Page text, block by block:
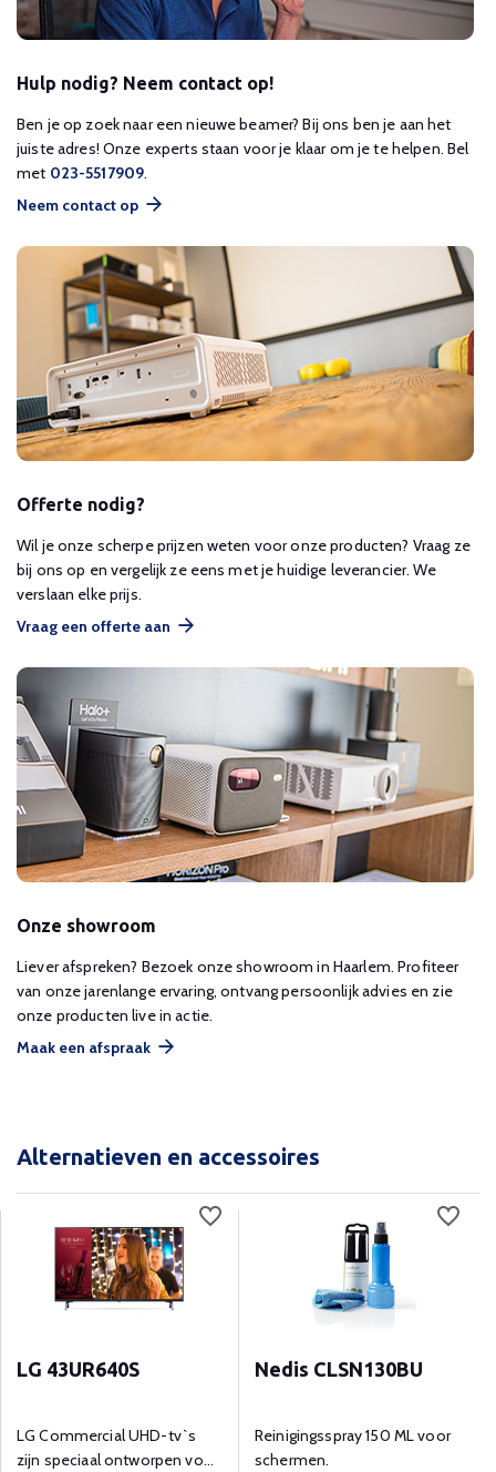
Hulp nodig? Neem contact op!
Ben je op zoek naar een nieuwe beamer? Bij ons ben je aan het
juiste adres! Onze experts staan voor je klaar om je te helpen. Bel
met 023-5517909.
Neem contact op
Offerte nodig?
Wil je onze scherpe prijzen weten voor onze producten? Vraag ze
bij ons op en vergelijk ze eens met je huidige leverancier. We
verslaan elke prijs.
Vraag een offerte aan
Onze showroom
Liever afspreken? Bezoek onze showroom in Haarlem. Profiteer
van onze jarenlange ervaring, ontvang persoonlijk advies en zie
onze producten live in actie.
Maak een afspraak
Alternatieven en accessoires
LG 43UR640S
LG Commercial UHD-tv`s
zijn speciaal ontworpen voor
Nedis CLSN130BU
Reinigingsspray 150 ML voor
schermen.